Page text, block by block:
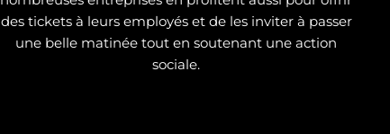
des tickets à leurs employés et de les inviter à passer
une belle matinée tout en soutenant une action
sociale.